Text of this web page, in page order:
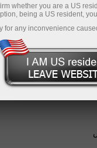
whether you are a US
being a US resident,
for any inconvenience